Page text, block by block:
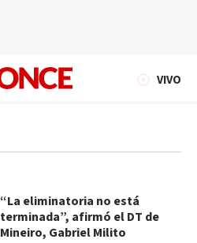
VIVO
“La eliminatoria no está
terminada”, afirmó el DT de
Mineiro, Gabriel Milito